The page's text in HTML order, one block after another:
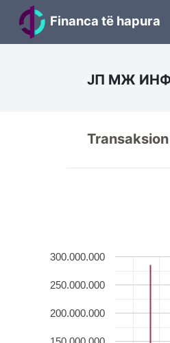
Financa të hapura
ЈП МЖ
Transaksion
200.000.000
250.000.000
300.000.000